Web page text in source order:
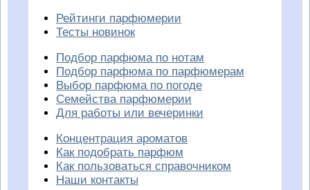
Рейтинги парфюмерии
Тесты новинок
Подбор парфюма по нотам
Подбор парфюма по парфюмерам
Выбор парфюма по погоде
Семейства парфюмерии
Для работы или вечеринки
Концентрация ароматов
Как подобрать парфюм
Как пользоваться справочником
Наши контакты